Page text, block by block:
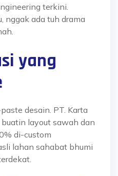
terkini.
nggak ada tuh drama
yang
desain. PT. Karta
layout sawah dan
di-custom
lahan sahabat bhumi